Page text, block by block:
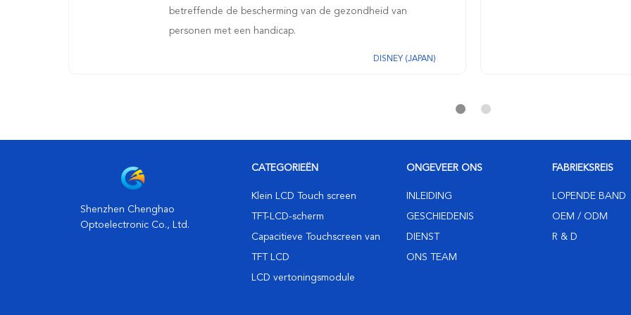
betreffende de bescherming van de gezondheid van
personen met een handicap.
DISNEY (JAPAN)
Shenzhen Chenghao
Optoelectronic Co., Ltd.
CATEGORIEËN
Klein LCD Touch screen
TFT-LCD-scherm
Capacitieve Touchscreen van
TFT LCD
LCD vertoningsmodule
ONGEVEER ONS
INLEIDING
GESCHIEDENIS
DIENST
ONS TEAM
FABRIEKSREIS
LOPENDE BAND
OEM / ODM
R & D